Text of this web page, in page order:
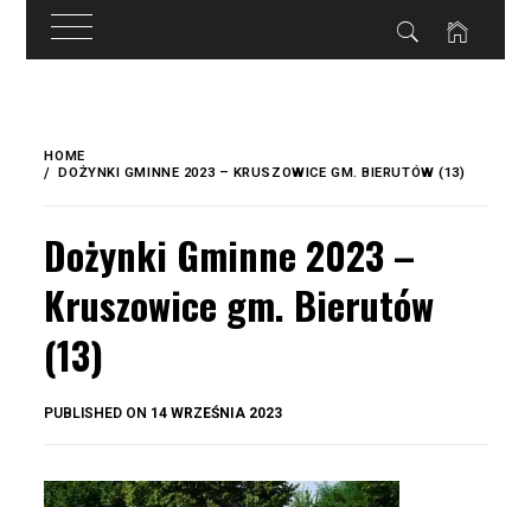
treści
content
HOME
DOŻYNKI GMINNE 2023 – KRUSZOWICE GM. BIERUTÓW (13)
Dożynki Gminne 2023 –
Kruszowice gm. Bierutów
(13)
PUBLISHED ON 14 WRZEŚNIA 2023